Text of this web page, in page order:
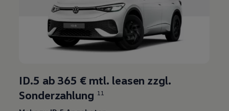
ID.5 ab 365 € mtl. leasen zzgl.
Sonderzahlung 11